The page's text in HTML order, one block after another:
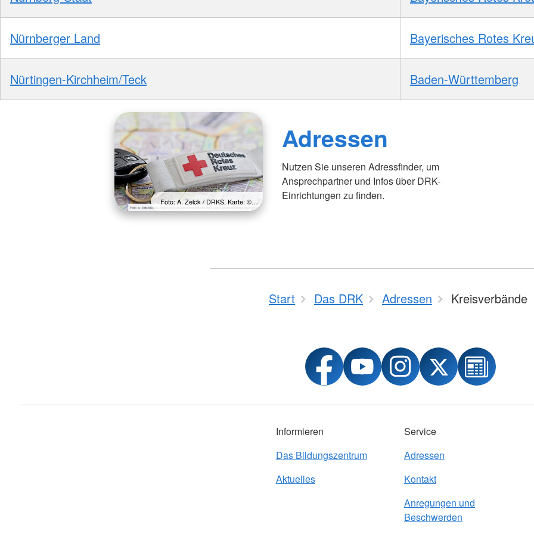
Nürnberger Land Bayerisches Rotes
Nürtingen-Kirchheim/Teck Baden-Württemberg
Foto: A. Zelck / DRKS, Karte: ©…
Adressen
Nutzen Sie unseren Adressfinder, um
Ansprechpartner und Infos über DRK-
Einrichtungen zu finden.
Start Das DRK Adressen Kreisverbände
Informieren
Das Bildungszentrum
Aktuelles
Service
Adressen
Kontakt
Anregungen und
Beschwerden